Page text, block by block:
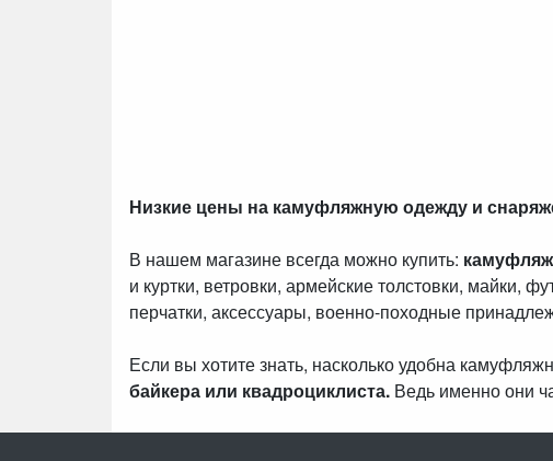
Низкие цены на камуфляжную одежду и
В нашем магазине всегда можно купить:
и куртки, ветровки, армейские толстовки, майки,
перчатки, аксессуары, военно-походные
Если вы хотите знать, насколько удобна
байкера или квадроциклиста. Ведь именно они